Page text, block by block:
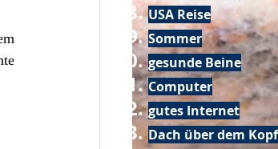
USA Reise
Sommer
gesunde Beine
Computer
gutes Internet
Dach über dem Kopf